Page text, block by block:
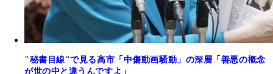
"秘書目線"で見る高市「中傷動画騒動」の深層「善悪の概念
が世の中と違うんですよ」